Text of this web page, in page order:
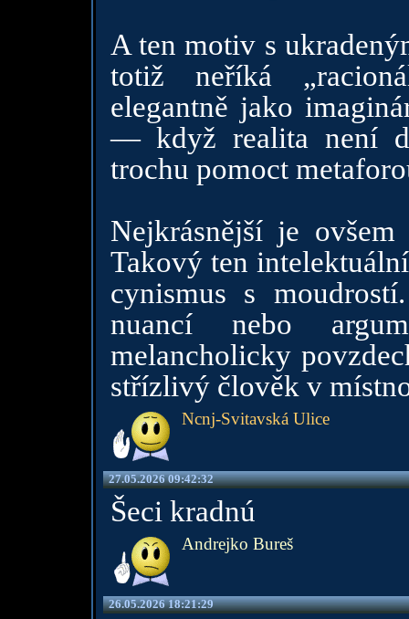
A ten motiv s
totiž neříká
elegantně jako
— když realita není
trochu pomoct
Nejkrásnější je
Takový ten
cynismus s
nuancí nebo
melancholicky
střízlivý člověk v
Ncnj-Svitavská Ulice
27.05.2026 09:42:32
Šeci kradnú
Andrejko Bureš
26.05.2026 18:21:29